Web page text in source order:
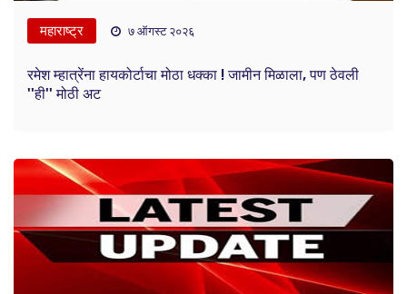
महाराष्ट्र ७ ऑगस्ट २०२६
रमेश म्हात्रेंना हायकोर्टाचा मोठा धक्का ! जामीन मिळाला, पण ठेवली
''ही'' मोठी अट